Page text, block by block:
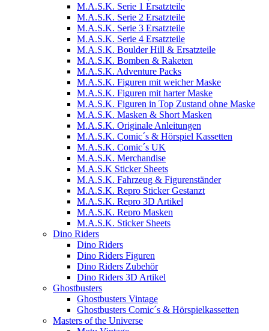
M.A.S.K. Serie 1 Ersatzteile
M.A.S.K. Serie 2 Ersatzteile
M.A.S.K. Serie 3 Ersatzteile
M.A.S.K. Serie 4 Ersatzteile
M.A.S.K. Boulder Hill & Ersatzteile
M.A.S.K. Bomben & Raketen
M.A.S.K. Adventure Packs
M.A.S.K. Figuren mit weicher Maske
M.A.S.K. Figuren mit harter Maske
M.A.S.K. Figuren in Top Zustand ohne Maske
M.A.S.K. Masken & Short Masken
M.A.S.K. Originale Anleitungen
M.A.S.K. Comic´s & Hörspiel Kassetten
M.A.S.K. Comic´s UK
M.A.S.K. Merchandise
M.A.S.K Sticker Sheets
M.A.S.K. Fahrzeug & Figurenständer
M.A.S.K. Repro Sticker Gestanzt
M.A.S.K. Repro 3D Artikel
M.A.S.K. Repro Masken
M.A.S.K. Sticker Sheets
Dino Riders
Dino Riders
Dino Riders Figuren
Dino Riders Zubehör
Dino Riders 3D Artikel
Ghostbusters
Ghostbusters Vintage
Ghostbusters Comic´s & Hörspielkassetten
Masters of the Universe